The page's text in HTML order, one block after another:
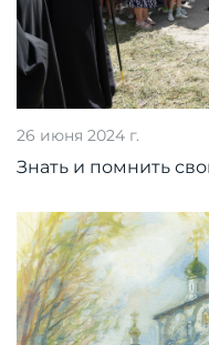
26 июня 2024 г.
Знать и помнить